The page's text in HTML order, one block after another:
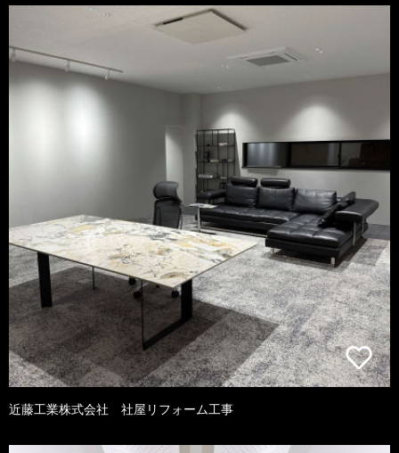
近藤工業株式会社 社屋リフォーム工事